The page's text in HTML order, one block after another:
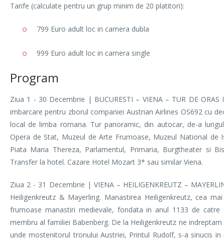
Tarife (calculate pentru un grup minim de 20 platitori):
799 Euro adult loc in camera dubla
999 Euro adult loc in camera single
Program
Ziua 1 - 30 Decembrie | BUCURESTI – VIENA – TUR DE
imbarcare pentru zborul companiei Austrian Airlines OS692 cu
local de limba romana. Tur panoramic, din autocar, de-a
Opera de Stat, Muzeul de Arte Frumoase, Muzeul National
Piata Maria Thereza, Parlamentul, Primaria, Burgtheater si
Transfer la hotel. Cazare Hotel Mozart 3* sau similar Viena.
Ziua 2 - 31 Decembrie | VIENA – HEILIGENKREUTZ –
Heiligenkreutz & Mayerling. Manastirea Heiligenkreutz, cea
frumoase manastiri medievale, fondata in anul 1133 de
membru al familiei Babenberg. De la Heiligenkreutz ne
unde mostenitorul tronului Austriei, Printul Rudolf, s-a sinucis